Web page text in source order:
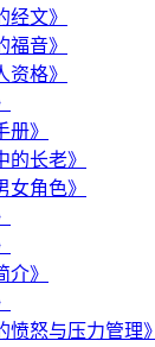
经文》
福音》
资格》
册》
的长老》
女角色》
介》
愤怒与压力管理》